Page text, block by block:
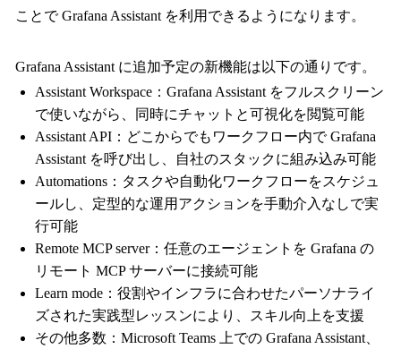
ことで Grafana Assistant を利用できるようになります。
Grafana Assistant に追加予定の新機能は以下の通りです。
Assistant Workspace：Grafana Assistant をフルスクリーン
で使いながら、同時にチャットと可視化を閲覧可能
Assistant API：どこからでもワークフロー内で Grafana
Assistant を呼び出し、自社のスタックに組み込み可能
Automations：タスクや自動化ワークフローをスケジュ
ールし、定型的な運用アクションを手動介入なしで実
行可能
Remote MCP server：任意のエージェントを Grafana の
リモート MCP サーバーに接続可能
Learn mode：役割やインフラに合わせたパーソナライ
ズされた実践型レッスンにより、スキル向上を支援
その他多数：Microsoft Teams 上での Grafana Assistant、